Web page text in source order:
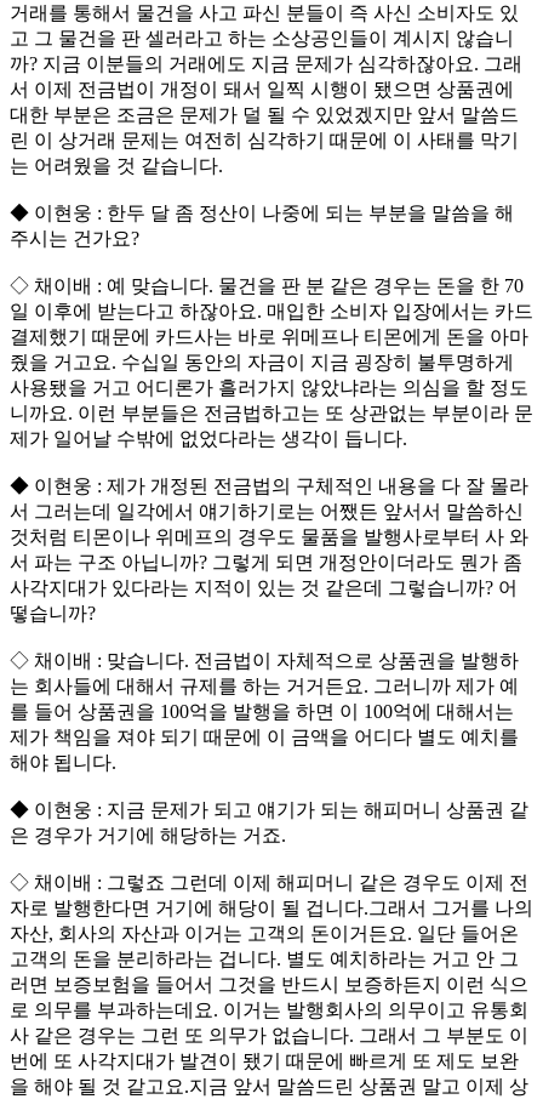
거래를 통해서 물건을 사고 파신 분들이 즉 사신 소비자도 있
고 그 물건을 판 셀러라고 하는 소상공인들이 계시지 않습니
까? 지금 이분들의 거래에도 지금 문제가 심각하잖아요. 그래
서 이제 전금법이 개정이 돼서 일찍 시행이 됐으면 상품권에
대한 부분은 조금은 문제가 덜 될 수 있었겠지만 앞서 말씀드
린 이 상거래 문제는 여전히 심각하기 때문에 이 사태를 막기
는 어려웠을 것 같습니다.
◆ 이현웅 : 한두 달 좀 정산이 나중에 되는 부분을 말씀을 해
주시는 건가요?
◇ 채이배 : 예 맞습니다. 물건을 판 분 같은 경우는 돈을 한 70
일 이후에 받는다고 하잖아요. 매입한 소비자 입장에서는 카드
결제했기 때문에 카드사는 바로 위메프나 티몬에게 돈을 아마
줬을 거고요. 수십일 동안의 자금이 지금 굉장히 불투명하게
사용됐을 거고 어디론가 흘러가지 않았냐라는 의심을 할 정도
니까요. 이런 부분들은 전금법하고는 또 상관없는 부분이라 문
제가 일어날 수밖에 없었다라는 생각이 듭니다.
◆ 이현웅 : 제가 개정된 전금법의 구체적인 내용을 다 잘 몰라
서 그러는데 일각에서 얘기하기로는 어쨌든 앞서서 말씀하신
것처럼 티몬이나 위메프의 경우도 물품을 발행사로부터 사 와
서 파는 구조 아닙니까? 그렇게 되면 개정안이더라도 뭔가 좀
사각지대가 있다라는 지적이 있는 것 같은데 그렇습니까? 어
떻습니까?
◇ 채이배 : 맞습니다. 전금법이 자체적으로 상품권을 발행하
는 회사들에 대해서 규제를 하는 거거든요. 그러니까 제가 예
를 들어 상품권을 100억을 발행을 하면 이 100억에 대해서는
제가 책임을 져야 되기 때문에 이 금액을 어디다 별도 예치를
해야 됩니다.
◆ 이현웅 : 지금 문제가 되고 얘기가 되는 해피머니 상품권 같
은 경우가 거기에 해당하는 거죠.
◇ 채이배 : 그렇죠 그런데 이제 해피머니 같은 경우도 이제 전
자로 발행한다면 거기에 해당이 될 겁니다.그래서 그거를 나의
자산, 회사의 자산과 이거는 고객의 돈이거든요. 일단 들어온
고객의 돈을 분리하라는 겁니다. 별도 예치하라는 거고 안 그
러면 보증보험을 들어서 그것을 반드시 보증하든지 이런 식으
로 의무를 부과하는데요. 이거는 발행회사의 의무이고 유통회
사 같은 경우는 그런 또 의무가 없습니다. 그래서 그 부분도 이
번에 또 사각지대가 발견이 됐기 때문에 빠르게 또 제도 보완
을 해야 될 것 같고요.지금 앞서 말씀드린 상품권 말고 이제 상